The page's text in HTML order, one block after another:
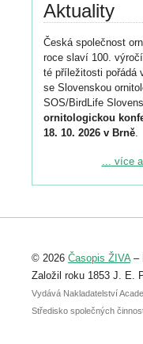
Aktuality
Česká společnost
roce slaví 100.
té příležitosti pořádá
se Slovenskou
SOS/BirdLife
ornitologickou
18. 10. 2026 v Brně.
Podrobnější
Registrovat se
abstraktu přihlášené
posteru je už 30.
... více
© 2026 Časopis ŽIVA–
Založil roku 1853 J. E.
Vydává Nakladatelství
Středisko společných